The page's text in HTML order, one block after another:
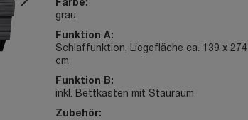
Farbe:
grau
Funktion A:
Schlaffunktion, Liegefläche ca. 139 x 274
cm
Funktion B:
inkl. Bettkasten mit Stauraum
Zubehör: